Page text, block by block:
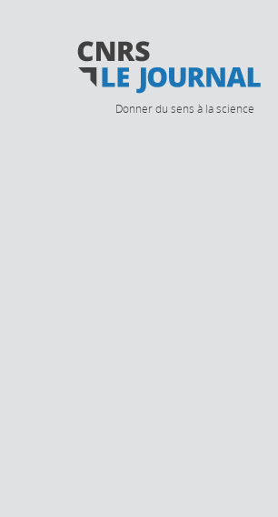
Donner du sens à la science